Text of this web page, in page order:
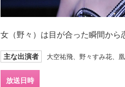
女（野々）は目が合った瞬間から
主な出演者 大空祐飛、野々すみ花、
放送日時